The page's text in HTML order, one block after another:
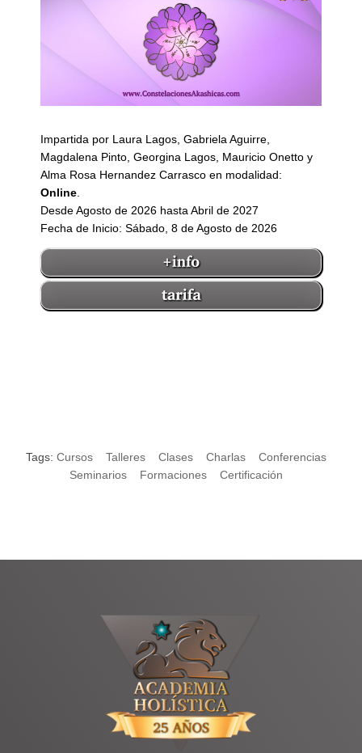
Impartida por Laura Lagos, Gabriela Aguirre,
Magdalena Pinto, Georgina Lagos, Mauricio Onetto y
Alma Rosa Hernandez Carrasco en modalidad:
Online
Desde Agosto de 2026 hasta Abril de 2027
Fecha de Inicio: Sábado, 8 de Agosto de 2026
Tags: Cursos Talleres Clases Charlas
Conferencias
Seminarios
Formaciones Certificación